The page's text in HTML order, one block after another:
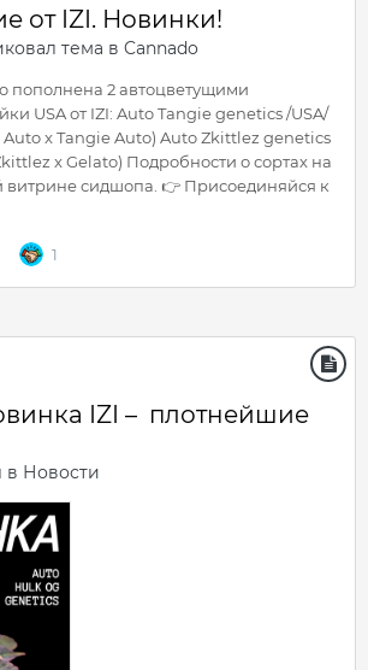
от IZI. Новинки!
тема в Cannado
пополнена 2 автоцветущими
USA от IZI: Auto Tangie genetics /USA/
Auto x Tangie Auto) Auto Zkittlez genetics
x Gelato) Подробности о сортах на
витрине сидшопа. 👉 Присоединяйся к
1
IZI – плотнейшие
в Новости